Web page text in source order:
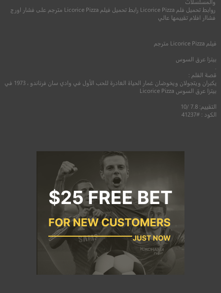
7.4
6.3
روابط تحميل فلم Licorice Pizza رابط تحميل فيلم Licorice Pizza مترجم على فشار اورج
فشاار افلام تقييمها عالي
فيلم Licorice Pizza مترجم
بيتزا عرق السوس
قصة الفلم :
يكبران ويتجولان ويخوضان غمار الحياة الغادرة للحب الأول في وادي سان فرناندو ، 1973 في
بيتزا عرق السوس Licorice Pizza
التقييم: 7.8 /10
الكود : #41237